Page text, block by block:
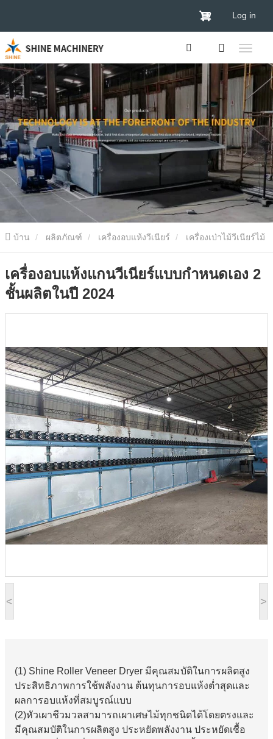
Log in
บ้าน ผลิตภัณฑ์ เครื่องอบแห้งวีเนียร์ เครื่องเป่าไม้วีเนียร์ไม้
เครื่องอบแห้งแกนวีเนียร์แบบกำหนดเอง 2 ชั้นผลิตในปี 2024
< >
เครื่องอบแห้งแกนวีเนียร์แบบกำหนดเอง 2
ชั้นผลิตในปี 2024
(1) Shine Roller Veneer Dryer มีคุณสมบัติในการผลิตสูง
ประสิทธิภาพการใช้พลังงาน ต้นทุนการอบแห้งต่ำสุดและ
ผลการอบแห้งที่สมบูรณ์แบบ
(2)หัวเผาชีวมวลสามารถเผาเศษไม้ทุกชนิดได้โดยตรงและ
มีคุณสมบัติในการผลิตสูง ประหยัดพลังงาน ประหยัดเชื้อ